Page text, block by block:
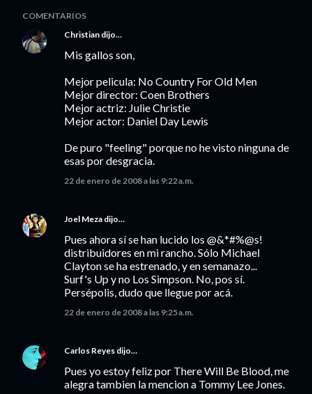
COMENTARIOS
Christian dijo…
Mis gallos son,
Mejor pelicula: No Country For Old Men
Mejor director: Coen Brothers
Mejor actriz: Julie Christie
Mejor actor: Daniel Day Lewis
De puro "feeling" porque no he visto ninguna de
esas por desgracia.
22 de enero de 2008 a las 9:22 a.m.
Joel Meza dijo…
Pues ahora sí se han lucido los @&*#%@s!
distribuidores en mi rancho. Sólo Michael
Clayton se ha estrenado, y en semanazo...
Surf's Up y no Los Simpson. No, pos sí.
Persépolis, dudo que llegue por acá.
22 de enero de 2008 a las 9:25 a.m.
Carlos Reyes dijo…
Pues yo estoy feliz por There Will Be Blood, me
alegra tambien la mencion a Tommy Lee Jones.